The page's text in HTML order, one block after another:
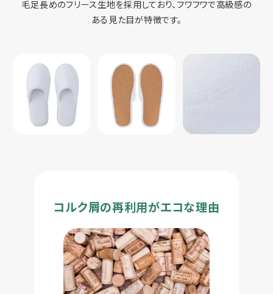
毛足長めのフリース生地を採用しており、フワフワで高級感の
ある見た目が特徴です。
コルク屑の再利用がエコな理由